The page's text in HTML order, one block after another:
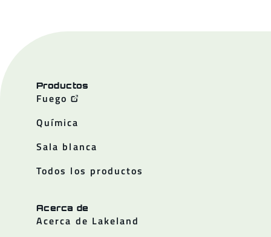
Productos
Fuego
Química
Sala blanca
Todos los productos
Acerca de
Acerca de Lakeland